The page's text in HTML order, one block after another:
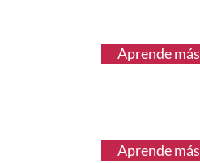
Aprende más
Aprende más